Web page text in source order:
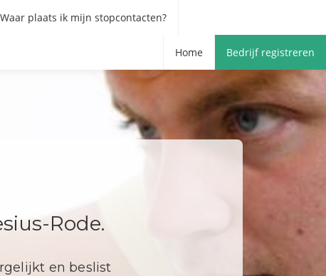
Waar plaats ik mijn stopcontacten?
Home Bedrijf registreren
Rode.
en beslist